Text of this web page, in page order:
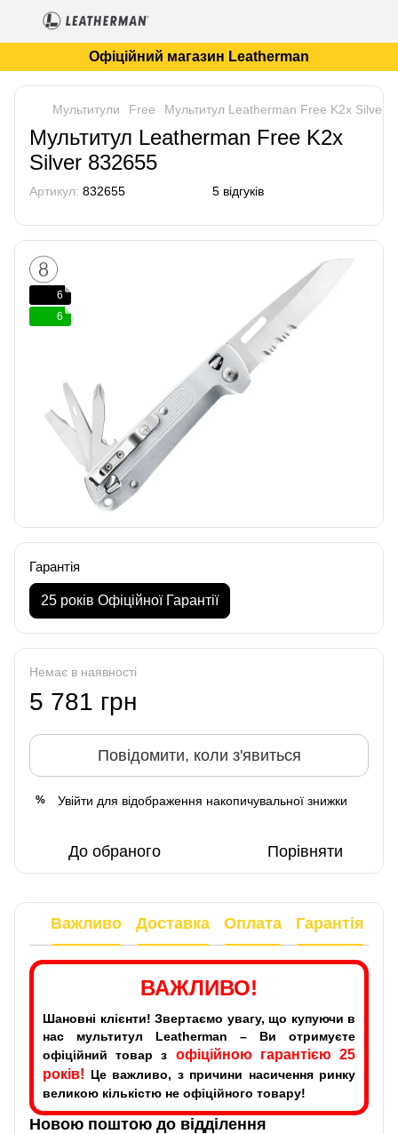
Офіційний магазин Leatherman
Мультитули Free Мультитул Leatherman Free K2x Silver
Мультитул Leatherman Free K2x
Silver 832655
Артикул: 832655 5 відгуків
6
6
Гарантія
25 років Офіційної Гарантії
Немає в наявності
5 781 грн
Повідомити, коли з'явиться
% Увійти для відображення накопичувальної знижки
До обраного Порівняти
Важливо Доставка Оплата Гарантія
ВАЖЛИВО!
Шановні клієнти! Звертаємо увагу, що купуючи в
нас мультитул Leatherman – Ви отримуєте
офіційний товар з офіційною гарантією 25
років! Це важливо, з причини насичення ринку
великою кількістю не офіційного товару!
Новою поштою до відділення